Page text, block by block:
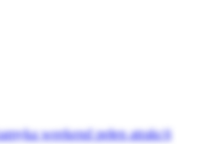
weekend pełen atrakcji